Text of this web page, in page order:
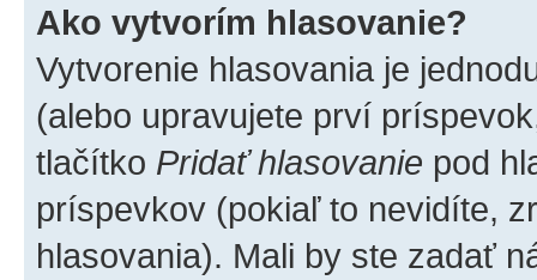
Ako vytvorím hlasovanie?
Vytvorenie hlasovania je
(alebo upravujete prví
tlačítko Pridať hlasovanie pod
príspevkov (pokiaľ to nevidíte,
hlasovania). Mali by ste zadať